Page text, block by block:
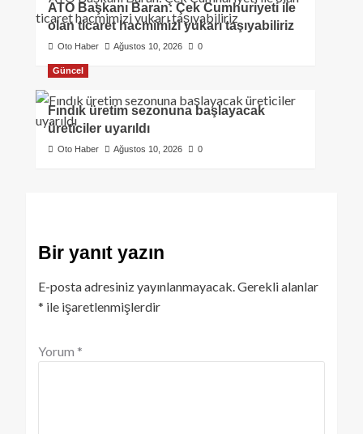
ATO Başkanı Baran: Çek Cumhuriyeti ile
olan ticaret hacmimizi yukarı taşıyabiliriz
Oto Haber Ağustos 10, 2026 0
Güncel
Fındık üretim sezonuna başlayacak
üreticiler uyarıldı
Oto Haber Ağustos 10, 2026 0
Bir yanıt yazın
E-posta adresiniz yayınlanmayacak.Gerekli alanlar
* ile işaretlenmişlerdir
Yorum *